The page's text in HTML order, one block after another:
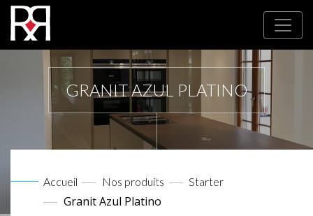
GRANIT AZUL PLATINO
Accueil Nos produits Starter
Granit Azul Platino